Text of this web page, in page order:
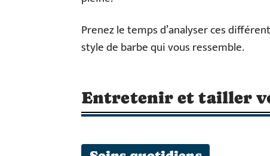
Prenez le temps d’analyser ces
style de barbe qui vous ressemble.
Entretenir et tailler